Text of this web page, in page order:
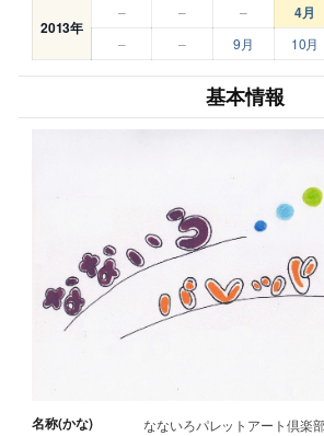
2013年
– – – 4月
–
– 9月 10月
基本情報
名称(かな)
なないろパレットアート倶楽